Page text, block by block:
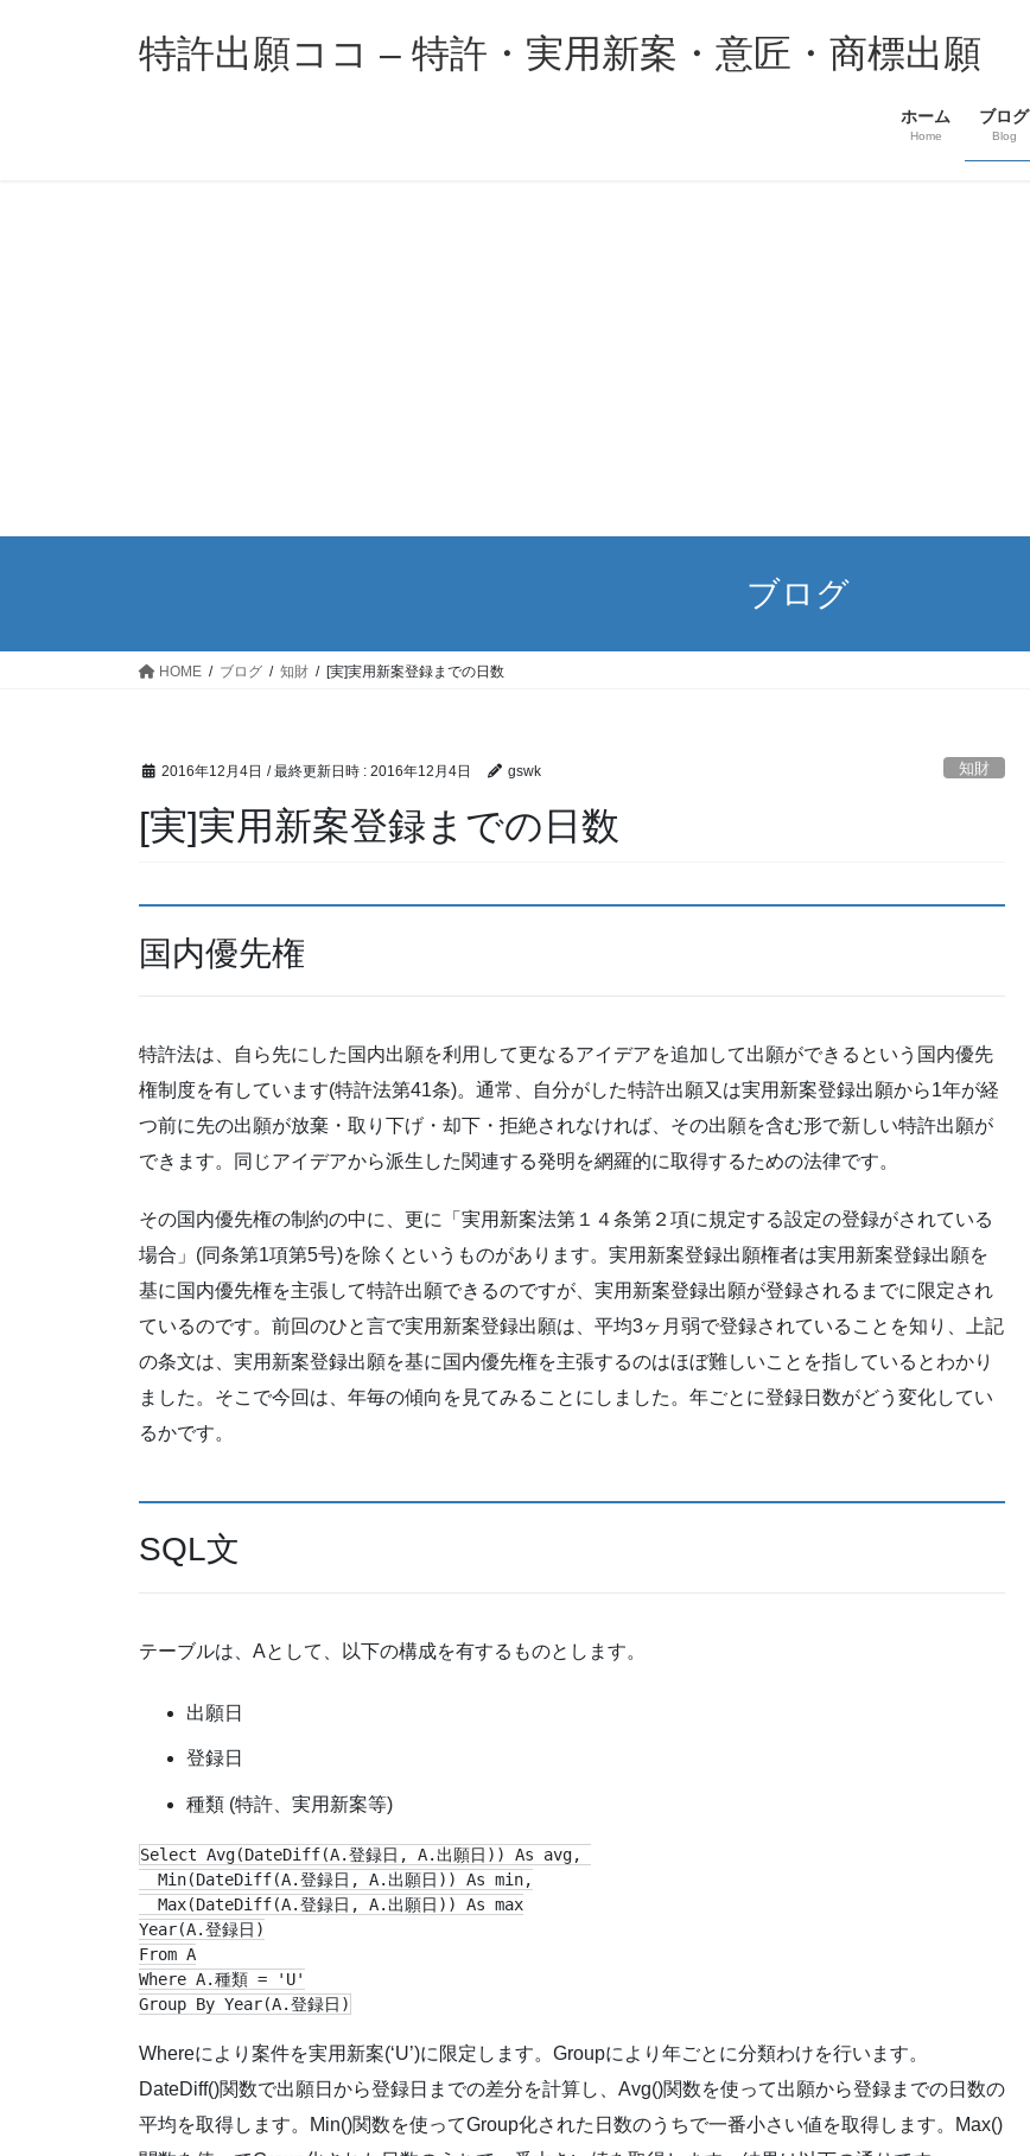
特許出願ココ – 特許・実用新案・意匠・商標出願
ホーム
Home
ブログ
Blog
ブログ
HOME ブログ 知財 [実]実用新案登録までの日数
2016年12月4日 / 最終更新日時 : 2016年12月4日 gswk 知財
[実]実用新案登録までの日数
国内優先権
特許法は、自ら先にした国内出願を利用して更なるアイデアを追加して出願ができるという国内優先
権制度を有しています(特許法第41条)。通常、自分がした特許出願又は実用新案登録出願から1年が経
つ前に先の出願が放棄・取り下げ・却下・拒絶されなければ、その出願を含む形で新しい特許出願が
できます。同じアイデアから派生した関連する発明を網羅的に取得するための法律です。
その国内優先権の制約の中に、更に「実用新案法第１４条第２項に規定する設定の登録がされている
場合」(同条第1項第5号)を除くというものがあります。実用新案登録出願権者は実用新案登録出願を
基に国内優先権を主張して特許出願できるのですが、実用新案登録出願が登録されるまでに限定され
ているのです。前回のひと言で実用新案登録出願は、平均3ヶ月弱で登録されていることを知り、上記
の条文は、実用新案登録出願を基に国内優先権を主張するのはほぼ難しいことを指しているとわかり
ました。そこで今回は、年毎の傾向を見てみることにしました。年ごとに登録日数がどう変化してい
るかです。
SQL文
テーブルは、Aとして、以下の構成を有するものとします。
出願日
登録日
種類 (特許、実用新案等)
Select Avg(DateDiff(A.登録日, A.出願日)) As avg,
  Min(DateDiff(A.登録日, A.出願日)) As min,
  Max(DateDiff(A.登録日, A.出願日)) As max
Year(A.登録日)
From A
Where A.種類 = 'U'
Group By Year(A.登録日)
Whereにより案件を実用新案(‘U’)に限定します。Groupにより年ごとに分類わけを行います。
DateDiff()関数で出願日から登録日までの差分を計算し、Avg()関数を使って出願から登録までの日数の
平均を取得します。Min()関数を使ってGroup化された日数のうちで一番小さい値を取得します。Max()